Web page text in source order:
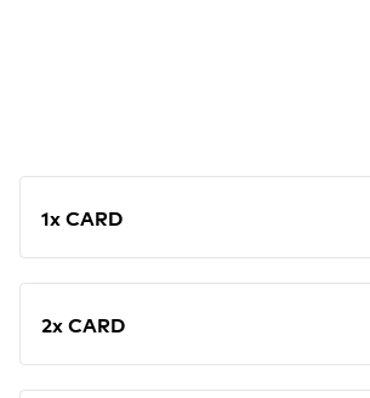
1x CARD
2x CARD